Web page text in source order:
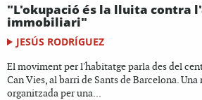
"L'okupació és la lluita contra
immobiliari"
JESÚS RODRÍGUEZ
El moviment per l'habitatge parla des del
Can Vies, al barri de Sants de Barcelona. Una
organitzada per una...